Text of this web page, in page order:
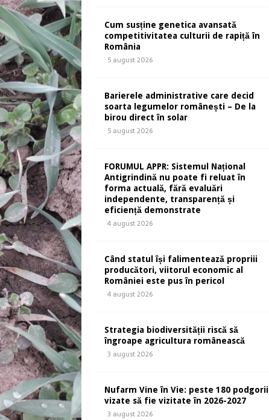
Cum susține genetica avansată
competitivitatea culturii de rapiță în
România
5 august 2026
Barierele administrative care decid
soarta legumelor românești – De la
birou direct în solar
5 august 2026
FORUMUL APPR: Sistemul Național
Antigrindină nu poate fi reluat în
forma actuală, fără evaluări
independente, transparență și
eficiență demonstrate
4 august 2026
Când statul își falimentează propriii
producători, viitorul economic al
României este pus în pericol
4 august 2026
Strategia biodiversității riscă să
îngroape agricultura românească
3 august 2026
Nufarm Vine în Vie: peste 180 podgorii
vizate să fie vizitate în 2026-2027
3 august 2026